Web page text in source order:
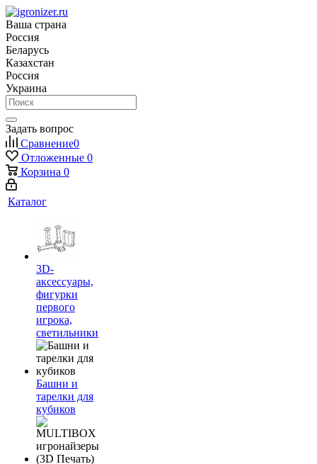
Ваша страна
Россия
Беларусь
Казахстан
Россия
Украина
Задать вопрос
Сравнение0
Отложенные 0
Корзина 0
Каталог
3D-
аксессуары,
фигурки
первого
игрока,
светильники
Башни и
тарелки для
кубиков